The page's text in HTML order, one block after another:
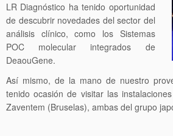
LR Diagnóstico ha tenido oportunidad
de descubrir novedades del sector del
análisis clínico, como los Sistemas
POC molecular integrados de
DeaouGene.
Así mismo, de la mano de nuestro
tenido ocasión de visitar las
Zaventem (Bruselas), ambas del grupo